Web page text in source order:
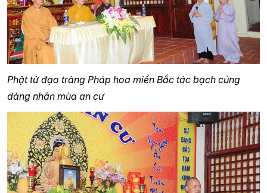
Phật tử đạo tràng Pháp hoa miền Bắc tác bạch cúng
dàng nhân mùa an cư